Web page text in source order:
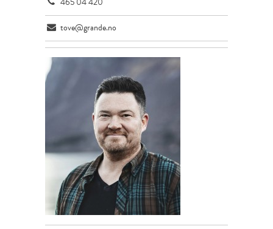
tove@grande.no